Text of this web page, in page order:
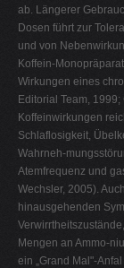
ab. Längerer
Dosen führt zur
und von
Koffein-
Wirkungen eines
Editorial Team,
Koffeinwirkungen
Schlaflosigkeit,
Wahrneh-
Atemfrequenz und
Wechsler, 2005).
hinausgehenden
Mengen an Ammo-
ein „Grand Mal"-